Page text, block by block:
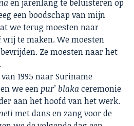
en jarenlang te beluisteren op
een boodschap van mijn
we terug moesten naar
vrij te maken. We moesten
Ze moesten naar het
1995 naar Suriname
we een pur’ blaka ceremonie
aan het hoofd van het werk.
met dans en zang voor de